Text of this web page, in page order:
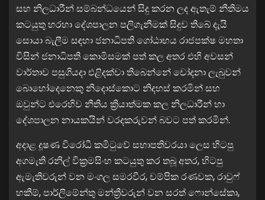
සහ නිලධාරීන් සම්බන්ධයෙන් සිදු කරන ලද ඇතැම් නීතිමය
කටයුතු හරහා දේශපාලන පලිගැනීමක් සිදුව තිබේ දැයි
සොයා බැලීම සඳහා ජනාධිපති ගෝඨාභය රාජපක්ෂ මහතා
විසින් ජනාධිපති කොමිසමක් පත් කල අතර එහි අවසන්
වාර්තාව පසුගියදා එළිදක්වා තිබෙන්නේ චෝදනා ලැබුවන්
බොහෝදෙනෙකු නිදොස්කොට නිදහස් කරමින් සහ
ඔවුන්ට එරෙහිව නීතිය ක්‍රියාත්මක කල නිලධාරීන් හා
දේශපාලන නායකයින් වරදකරුවන් බවට පත් කරමින්.
අදාළ දූෂණ විරෝධී කමිටුවේ සභාපතිවරයා ලෙස හිටපු
අගමැති රනිල් වික්‍රමසිංහ කටයුතු කර තබූ අතර, හිටපු
ඇමැතිවරුන් වන මංගල සමරවීර, චම්පික රණවක, රාවුෆ්
හකීම්, පාර්ලිමේන්තු මන්ත්‍රීවරුන් වන සරත් ෆොන්සේකා,